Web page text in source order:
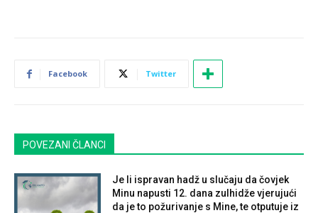
Facebook Twitter
POVEZANI ČLANCI
Je li ispravan hadž u slučaju da čovjek
Minu napusti 12. dana zulhidže vjerujući
da je to požurivanje s Mine, te otputuje iz